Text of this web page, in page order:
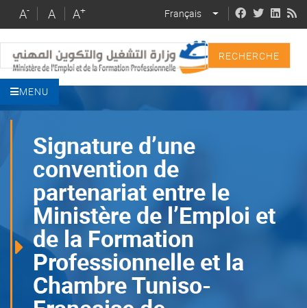
content
A- A A+ Français LIST ADDITIONAL
Recherche
MENU
Signature d’une
convention de
partenariat entre le
Ministère de l’Emploi et
de la Formation
Professionnelle et la
Chambre Tuniso-